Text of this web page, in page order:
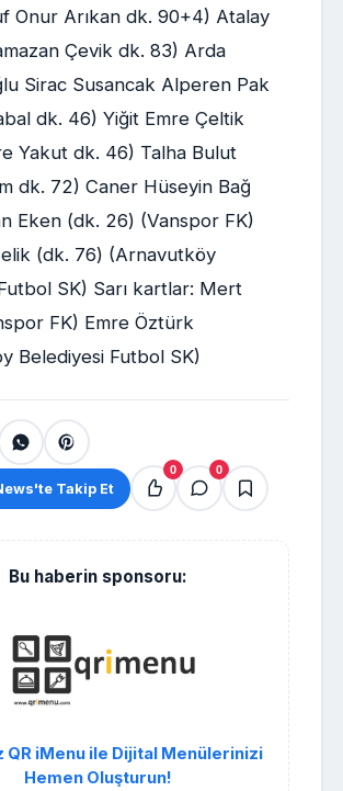
Onur Arıkan dk. 90+4) Atalay
Çevik dk. 83) Arda
Sirac Susancak Alperen Pak
dk. 46) Yiğit Emre Çeltik
Yakut dk. 46) Talha Bulut
dk. 72) Caner Hüseyin Bağ
Eken (dk. 26) (Vanspor FK)
(dk. 76) (Arnavutköy
SK) Sarı kartlar: Mert
FK) Emre Öztürk
Belediyesi Futbol SK)
Takip Et
0 0
Bu haberin sponsoru:
QR iMenu ile Dijital Menülerinizi
Hemen Oluşturun!